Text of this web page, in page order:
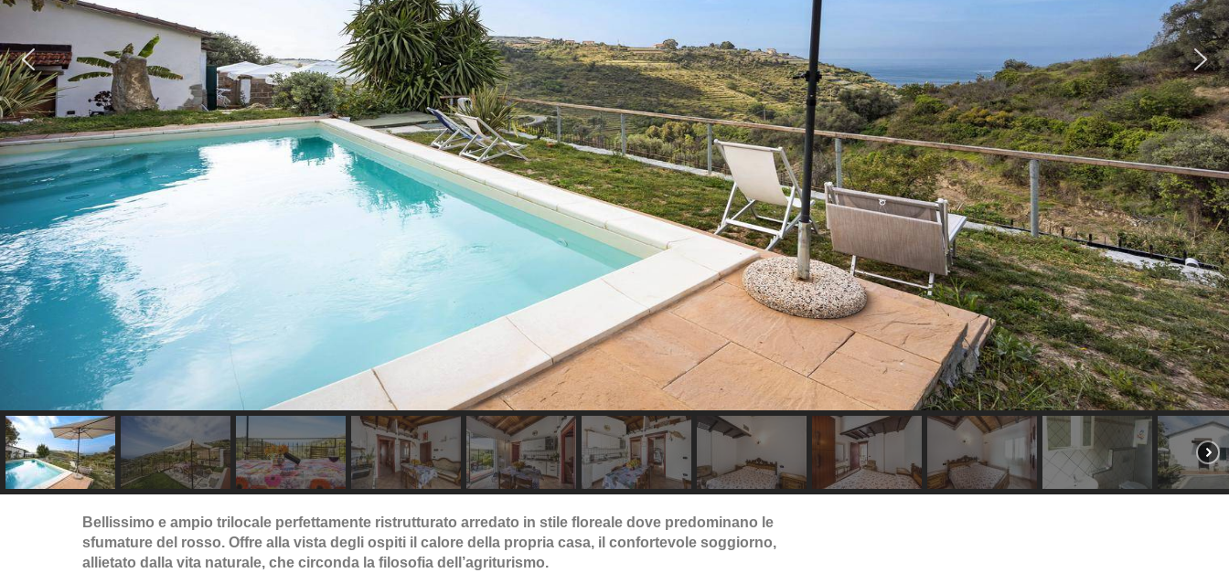
Bellissimo e ampio trilocale perfettamente ristrutturato arredato in stile floreale dove predominano le
sfumature del rosso. Offre alla vista degli ospiti il calore della propria casa, il confortevole soggiorno,
allietato dalla vita naturale, che circonda la filosofia dell’agriturismo.